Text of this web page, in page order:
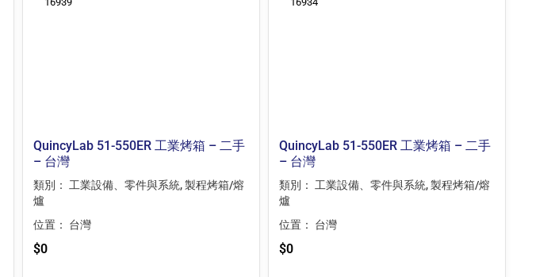
QuincyLab 51-550ER 工業烤箱 – 二手
– 台灣
類別： 工業設備、零件與系統,製程烤箱/熔
爐
位置： 台灣
$0
QuincyLab 51-550ER 工業烤箱 – 二手
– 台灣
類別： 工業設備、零件與系統,製程烤箱/熔
爐
位置： 台灣
$0